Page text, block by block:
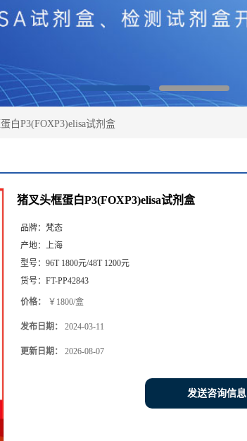
白P3(FOXP3)elisa试剂盒
猪叉头框蛋白P3(FOXP3)elisa试剂盒
品牌： 梵态
产地： 上海
型号： 96T 1800元/48T 1200元
货号： FT-PP42843
价格： ￥1800/盒
发布日期： 2024-03-11
更新日期： 2026-08-07
发送咨询信息